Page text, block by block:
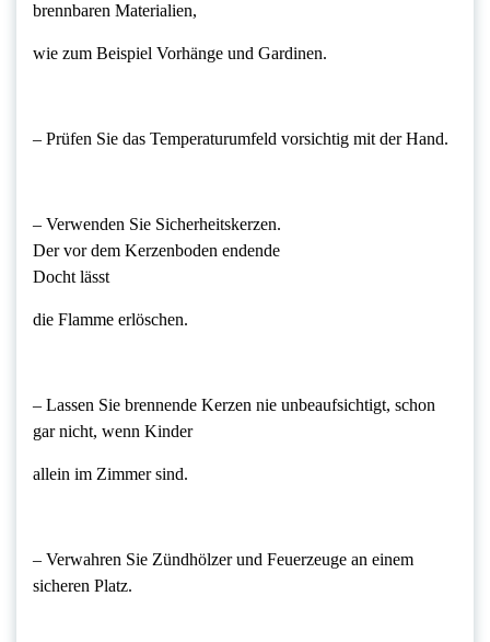
brennbaren Materialien,
wie zum Beispiel Vorhänge und Gardinen.
– Prüfen Sie das Temperaturumfeld vorsichtig mit der Hand.
– Verwenden Sie Sicherheitskerzen.
Der vor dem Kerzenboden endende
Docht lässt
die Flamme erlöschen.
– Lassen Sie brennende Kerzen nie unbeaufsichtigt, schon
gar nicht, wenn Kinder
allein im Zimmer sind.
– Verwahren Sie Zündhölzer und Feuerzeuge an einem
sicheren Platz.